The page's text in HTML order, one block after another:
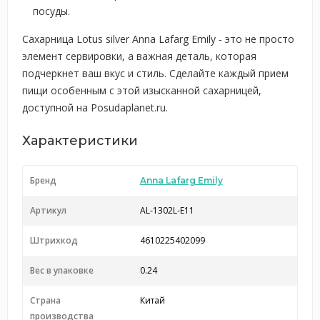
посуды.
Сахарница Lotus silver Anna Lafarg Emily - это не просто
элемент сервировки, а важная деталь, которая
подчеркнет ваш вкус и стиль. Сделайте каждый прием
пищи особенным с этой изысканной сахарницей,
доступной на Posudaplanet.ru.
Характеристики
Бренд Anna Lafarg Emily
Артикул AL-1302L-E11
Штрихкод 4610225402099
Вес в упаковке 0.24
Страна
производства
Китай